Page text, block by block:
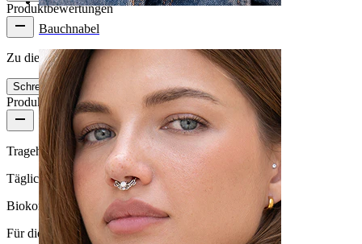
Bauchnabel
Produktbewertungen
Zu diesem Produkt gibt es noch keine Bewertungen
Schreibe eine Bewertung
Produktqualität
Tragehäufigkeit
Tägliches Tragen
Biokompatibilität
Für die meisten Hauttypen